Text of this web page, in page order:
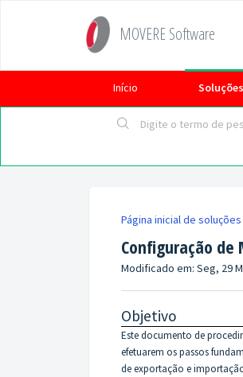
MOVERE Software
Início Soluções
Página inicial de soluções
Configuração de
Modificado em: Seg, 29
Objetivo
Este documento de
efetuarem os passos
de exportação e